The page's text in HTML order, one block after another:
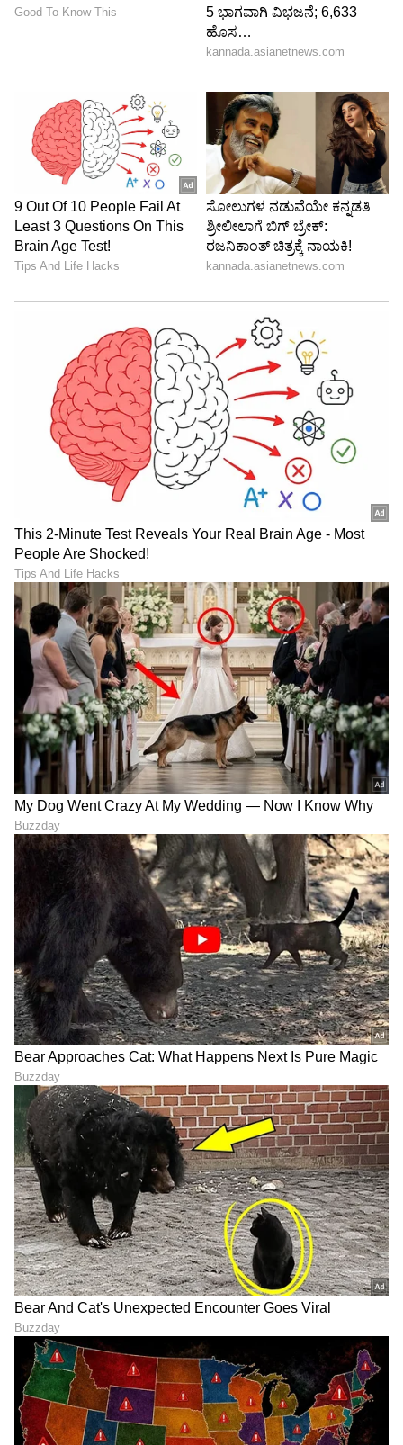
ಉದ್ಘಾಟನೆಯನ್ನು ಮುಖ್ಯಮಂತ್ರಿ ಎಂ.ವೀರಪ್ಪ ಮೊಯಿಲಿ
ನೆರವೇರಿಸಿದ್ದರು. ‘ಸಿರಿಯೊಡಲು’ ಸ್ಮರಣ ಸಂಚಿಕೆಯನ್ನು
‘ಮಂಡ್ಯ ದರ್ಶನ’ ಕೃತಿಯನ್ನು ಕನ್ನಡ ಮತ್ತು ಸಂಸ್ಕೃತಿ ಸಚಿವ
ಹೆಚ್ ವಿಶ್ವನಾಥ್ ಲೋಕಾರ್ಪಣೆ ಮಾಡಿದ್ದರು. ಇದೇ ವೇಳೆ
ಸುವರ್ಣ ಮಂಡ್ಯ ಎಂಬ ಸಂಪುಟವೂ ಬಿಡುಗಡೆಗೊಂಡಿತ್ತು.
ನಾವು ಬಂದೇವ, ಸಮ್ಮೇಳನ ನೋಡಲಿಕ್ಕ: ನಾಡಿನ
ಗೋಷ್ಠಿಯಲ್ಲಿ ‘ಮಂಡ್ಯಪ್ರವೇಶ- ನೆಲದ ಸಿರಿ’ ವಿಷಯದಡಿ
ಕೃಷಿ, ಕೈಗಾರಿಕೆ, ಜಾನಪದ ಸಂಪತ್ತು, ಸಾಹಿತ್ಯ ಮತ್ತು
ಸಾಂಸ್ಕೃತಿಕ ಸಂಪತ್ತು, ‘ಕನ್ನಡ ನಾಡು- ಗಂಭೀರ ಸಮಸ್ಯೆಗಳು’
ಶೀರ್ಷಿಕೆಯಡಿ ಪ್ರಾಕೃತಿಕ ಸಂಪತ್ತು, ಕೈಗಾರಿಕೋದ್ಯಮ,
ವಾಣಿಜ್ಯೋದ್ಯಮ, ಸಾಹಿತ್ಯ ಸಂವಾದ: ಜನಪ್ರಿಯ ಸಾಹಿತ್ಯ,
ಸಾಹಿತ್ಯ ವಿಮರ್ಶೆಯ ಇತಿಮಿತಿಗಳ ಕುರಿತು ಚರ್ಚೆಗಳಾಗಿದ್ದವು.
ಎರಡನೇ ದಿನದ ಗೋಷ್ಠಿಯಲ್ಲಿ ಕನ್ನಡ ಸಾಹಿತ್ಯ-ಮುನ್ನೋಟ,
ಜಾನಪದ-ಮುನ್ನೋಟ, ಕನ್ನಡ ಮಾಧ್ಯಮ-ತಾಂತ್ರಿಕ ಶಿಕ್ಷಣ,
ವಿಷಯಗಳು ಮಂಡನೆಯಾಗಿದ್ದವು. ಮೂರನೇ ದಿನದ
ಕವಿಗೋಷ್ಠಿಯಲ್ಲಿ ಹೊಸ ಶೋಧಗಳು ಶೀರ್ಷಿಕೆಯಲ್ಲಿ
‘ಕನಕದಾಸರು: ಹೊಸ ಚಾರಿತ್ರಿಕ ಸಂಗತಿಗಳು‘, ‘ಜೋಗುಳಗಳ
ವೈಜ್ಞಾನಿಕ ಆಯಾಮಗಳು’, ‘ಕರ್ನಾಟಕ ಏಕೀಕರಣ ಮತ್ತು
ಕನ್ನಡ ಸಾಹಿತ್ಯ ಪರಿಷತ್ತು’, ‘ಹಲ್ಮಿಡಿ ಶಾಸನದಲ್ಲಿ ಜ್ಯೋತಿ
ಸಂಕೇತ ಶೋಧನೆ’, ‘ಅಲಕ್ಷಿತ ಕನ್ನಡ ಸಾಹಿತ್ಯ ವಿಷಯಗಳು’
ಚರ್ಚೆಯಾಗಿದ್ದವು. ಅಂದಿನ ಸಾಹಿತ್ಯ ಸಮ್ಮೇಳನದಲ್ಲಿ
ಡಾ.ಪುಟ್ಟರಾಜ ಗವಾಯಿ, ಡಾ.ಡಿ.ಎಂ.ನಂಜುಂಡಪ್ಪ, ಹರಿಕೃಷ್ಣ
ಪುನರೂರು, ಎಂ.ಬಿ.ಸಾಮಗ, ಸೀತಾಸುತ,
ತ.ಮ.ವಿಜಯಭಾಸ್ಕರ್, ಜಿ.ಎಸ್.ದೀಕ್ಷಿತ್ ಸೇರಿದಂತೆ ಹಲವು
ಗಣ್ಯರನ್ನು ಸನ್ಮಾನಿಸಲಾಗಿತ್ತು. ಕೊನೆಯ ದಿನದ ಗೀತ ಸಂಗೀತ
ಕಾರ್ಯಕ್ರಮದಲ್ಲಿ ಕೆ.ಎಸ್.ನಿಸಾರ್ ಅಹಮದ್,
ಸಾ.ಶಿ.ಮರುಳಯ್ಯ, ಸಿ.ಪಿ.ಕೃಷ್ಣಕುಮಾರ್, ಡಾ.ಚನ್ನಣ್ಣ
ವಾಲೀಕಾರ, ಕಯ್ಯಾರ ಕಿಞ್ಞಣ್ಣ ರೈ, ದೊಡ್ಡರಂಗೇಗೌಡ,
ಯಶವಂತ ಹಳಬಂಡಿ, ಮೈಸೂರು ಅನಂತಸ್ವಾಮಿ, ಸಿ.ಅಶ್ವಥ್,
ಶಿವಮೊಗ್ಗ ಸುಬ್ಬಣ್ಣ, ಜಿ.ವಿ.ಅತ್ರಿ, ವೈ.ಕೆ ಮುದ್ದುಕೃಷ್ಣ, ಕಸ್ತೂರಿ
ಶಂಕರ್, ಮಂಜುಳಾ ಗುರುರಾಜ್, ಬಿ.ಕೆ ಸುಮಿತ್ರಾ, ರತ್ನಮಾಲಾ
ಪ್ರಕಾಶ್ ಅವರಿಂದ ಗೀತ-ಸಂಗೀತ ಏರ್ಪಡಿಸಲಾಗಿತ್ತು.
20 ಲಕ್ಷ ರು. ಉಳಿತಾಯ
63ನೇ ಅಖಿಲ ಭಾರತ ಕನ್ನಡ ಸಾಹಿತ್ಯ ಸಮ್ಮೇಳನಕ್ಕೆ ಸರ್ಕಾರ
7 ರಿಂದ 8 ಲಕ್ಷ ರು. ಹಣವನ್ನು ಮಾತ್ರ ನೀಡಿತ್ತು. ಆ ಹಣದಲ್ಲಿ
ಸಮ್ಮೇಳನ ನಡೆಸುವುದು ಕಷ್ಟಸಾಧ್ಯವಾಗಿತ್ತು. ಸಮ್ಮೇಳನಕ್ಕೆ
ಸ್ವಾಗತ ಸಮಿತಿ ಅಧ್ಯಕ್ಷರಾಗಿದ್ದ ಜಿ ಮಾದೇಗೌಡರು ಮತ್ತು